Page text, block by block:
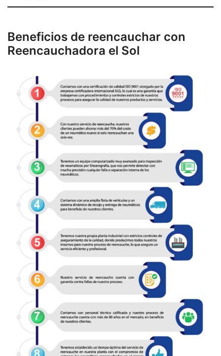
Beneficios de reencauchar con
Reencauchadora el Sol